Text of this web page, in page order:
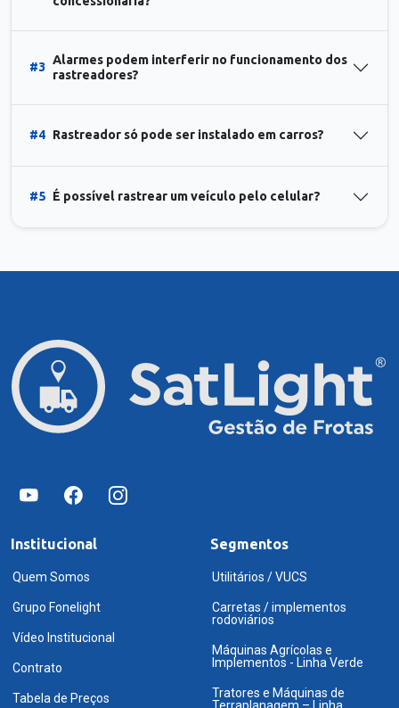
#3
Alarmes podem interferir no funcionamento dos
rastreadores?
#4 Rastreador só pode ser instalado em carros?
#5 É possível rastrear um veículo pelo celular?
Institucional
Quem Somos
Grupo Fonelight
Vídeo Institucional
Contrato
Tabela de Preços
Segmentos
Utilitários / VUCS
Carretas / implementos
rodoviários
Máquinas Agrícolas e
Implementos - Linha Verde
Tratores e Máquinas de